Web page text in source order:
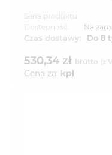
Seria produktu:
Dostępność:
Na
Czas dostawy: Do 8
530,34 zł brutto (z
Cena za: kpl